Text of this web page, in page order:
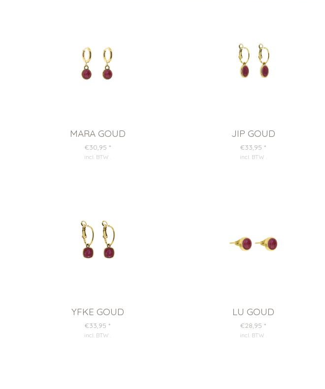
MARA GOUD
€30,95 *
incl. BTW
JIP GOUD
€33,95 *
incl. BTW
YFKE GOUD
€33,95 *
incl. BTW
LU GOUD
€28,95 *
incl. BTW